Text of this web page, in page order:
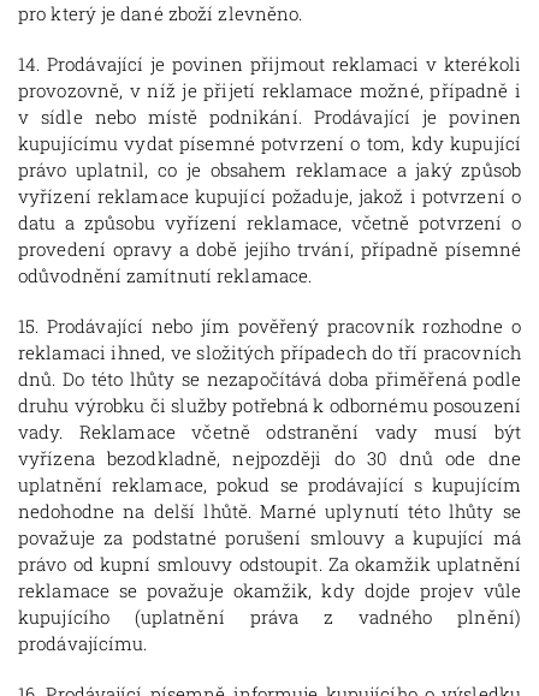
pro který je dané zboží zlevněno.
14. Prodávající je povinen přijmout reklamaci v kterékoli
provozovně, v níž je přijetí reklamace možné, případně i
v sídle nebo místě podnikání. Prodávající je povinen
kupujícímu vydat písemné potvrzení o tom, kdy kupující
právo uplatnil, co je obsahem reklamace a jaký způsob
vyřízení reklamace kupující požaduje, jakož i potvrzení o
datu a způsobu vyřízení reklamace, včetně potvrzení o
provedení opravy a době jejího trvání, případně písemné
odůvodnění zamítnutí reklamace.
15. Prodávající nebo jím pověřený pracovník rozhodne o
reklamaci ihned, ve složitých případech do tří pracovních
dnů. Do této lhůty se nezapočítává doba přiměřená podle
druhu výrobku či služby potřebná k odbornému posouzení
vady. Reklamace včetně odstranění vady musí být
vyřízena bezodkladně, nejpozději do 30 dnů ode dne
uplatnění reklamace, pokud se prodávající s kupujícím
nedohodne na delší lhůtě. Marné uplynutí této lhůty se
považuje za podstatné porušení smlouvy a kupující má
právo od kupní smlouvy odstoupit. Za okamžik uplatnění
reklamace se považuje okamžik, kdy dojde projev vůle
kupujícího (uplatnění práva z vadného plnění)
prodávajícímu.